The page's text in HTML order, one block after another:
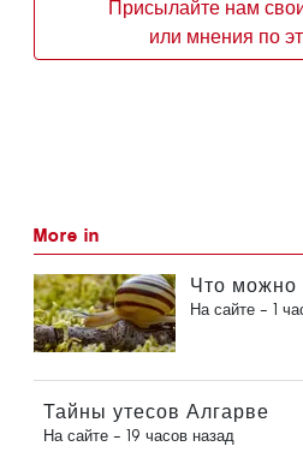
Присылайте нам
или мнения по
More in
Что можно
На сайте - 1
Тайны утесов Алгарве
На сайте - 19 часов назад